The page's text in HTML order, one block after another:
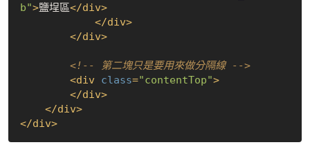
b">鹽埕區</div>
</div>
</div>
<!-- 第二塊只是要用來做分隔線 -->
<div class="contentTop">
</div>
</div>
</div>